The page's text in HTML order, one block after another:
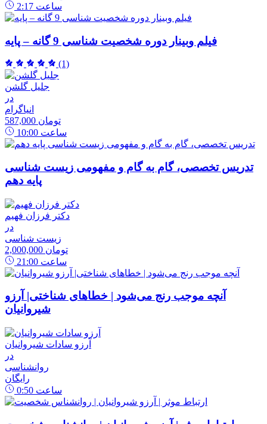
2:17 ساعت
فیلم وبینار دوره شخصیت شناسی 9 گانه – پایه
(1)
جلیل گلشن
در
انیاگرام
587,000 تومان
10:00 ساعت
تدریس تخصصی، گام به گام و مفهومی زیست شناسی
پایه دهم
دکتر فرزان فهیم
در
زیست شناسی
2,000,000 تومان
21:00 ساعت
آنچه موجب رنج می‌شود | خطاهای شناختی| آرزو
شیروانیان
آرزو سادات شیروانیان
در
روانشناسی
رایگان
0:50 ساعت